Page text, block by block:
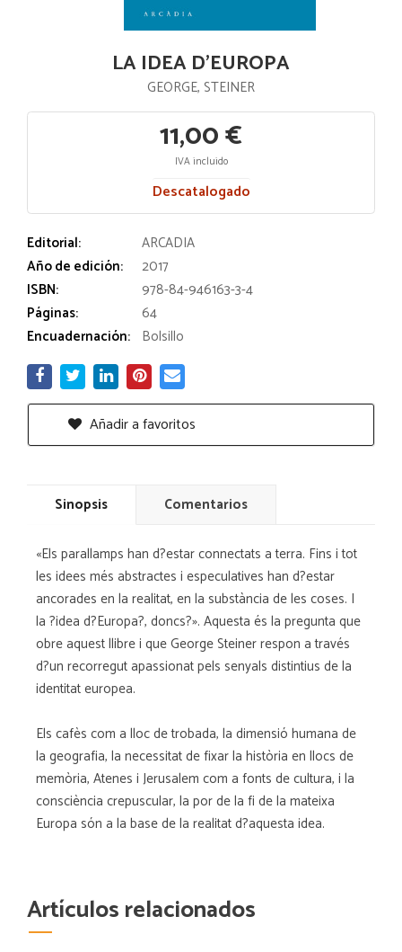
LA IDEA D'EUROPA
GEORGE, STEINER
11,00 €
IVA incluido
Descatalogado
Editorial:
ARCADIA
Año de edición:
2017
ISBN:
978-84-946163-3-4
Páginas:
64
Encuadernación: Bolsillo
Añadir a favoritos
Sinopsis Comentarios
«Els parallamps han d?estar connectats a terra. Fins i tot
les idees més abstractes i especulatives han d?estar
ancorades en la realitat, en la substància de les coses. I
la ?idea d?Europa?, doncs?». Aquesta és la pregunta que
obre aquest llibre i que George Steiner respon a través
d?un recorregut apassionat pels senyals distintius de la
identitat europea.
Els cafès com a lloc de trobada, la dimensió humana de
la geografia, la necessitat de fixar la història en llocs de
memòria, Atenes i Jerusalem com a fonts de cultura, i la
consciència crepuscular, la por de la fi de la mateixa
Europa són a la base de la realitat d?aquesta idea.
Artículos relacionados